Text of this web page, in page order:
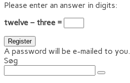
Please enter an answer in digits:
twelve − three =
A password will be e-mailed to you.
Søg